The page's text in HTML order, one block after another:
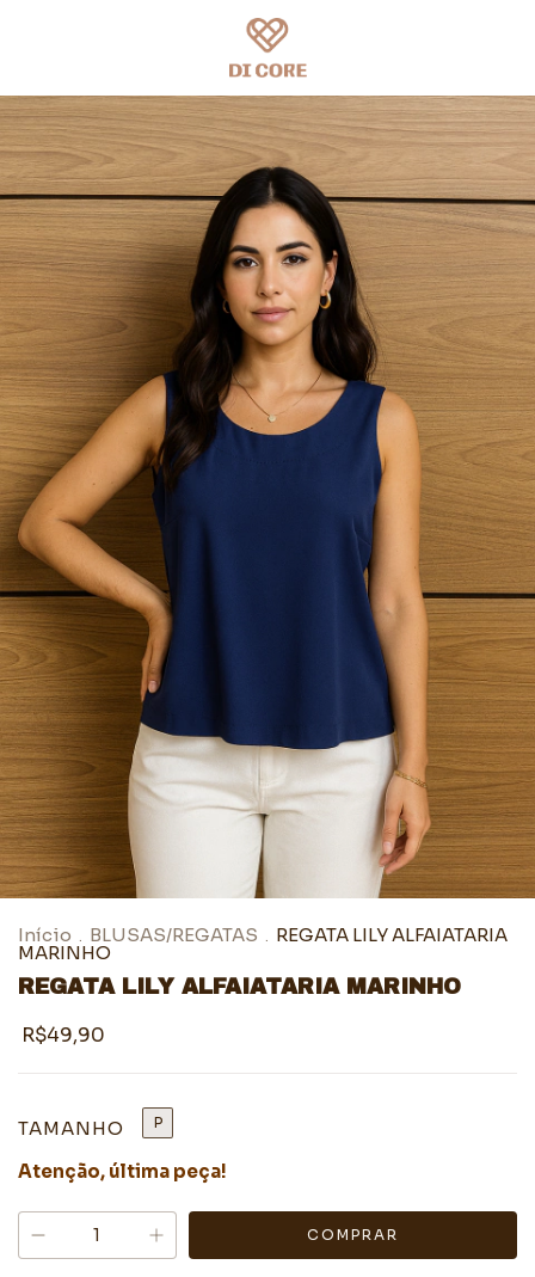
Início . BLUSAS/REGATAS . REGATA LILY ALFAIATARIA
MARINHO
REGATA LILY ALFAIATARIA MARINHO
R$49,90
TAMANHO P
Atenção, última peça!